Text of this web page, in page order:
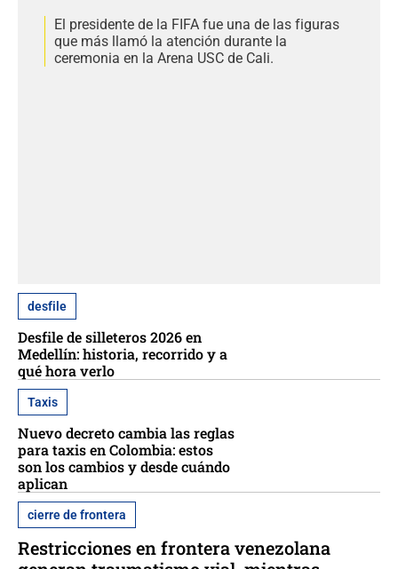
El presidente de la FIFA fue una de las figuras
que más llamó la atención durante la
ceremonia en la Arena USC de Cali.
desfile
Desfile de silleteros 2026 en
Medellín: historia, recorrido y a
qué hora verlo
Taxis
Nuevo decreto cambia las reglas
para taxis en Colombia: estos
son los cambios y desde cuándo
aplican
cierre de frontera
Restricciones en frontera venezolana